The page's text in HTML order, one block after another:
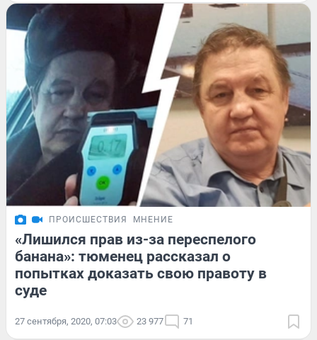
ПРОИСШЕСТВИЯ МНЕНИЕ
«Лишился прав из-за переспелого
банана»: тюменец рассказал о
попытках доказать свою правоту в
суде
27 сентября, 2020, 07:03 23 977 71